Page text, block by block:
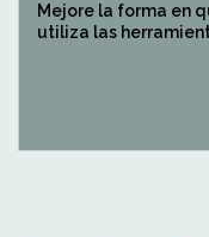
Mejore la forma en
utiliza las